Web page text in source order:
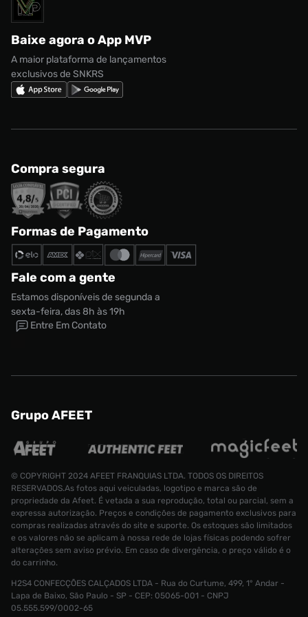
Tamanho:36
Marcas
adidas Campus
Nike Shox
Política de privacidade
Regulamento CRM/ CASHBACK
Regulamento Cupom
Solicite seus dados
Baixe agora o App MVP
A maior plataforma de lançamentos
exclusivos de SNKRS
Compra segura
Formas de Pagamento
Fale com a gente
Estamos disponíveis de segunda a
sexta-feira, das 8h às 19h
Entre Em Contato
Grupo AFEET
© COPYRIGHT 2024 AFEET FRANQUIAS LTDA. TODOS OS DIREITOS
RESERVADOS.As fotos aqui veiculadas, logotipo e marca são de
propriedade da Afeet. É vetada a sua reprodução, total ou parcial, sem a
expressa autorização. Preços e condições de pagamento exclusivos para
compras realizadas através do site e suporte. Os estoques são limitados
e os valores não se aplicam à nossa rede de lojas físicas podendo sofrer
alterações sem aviso prévio. Em caso de divergência, o preço válido é o
do carrinho.
H2S4 CONFECÇÕES CALÇADOS LTDA - Rua do Curtume, 499, 1° Andar -
Lapa de Baixo, São Paulo - SP - CEP: 05065-001 - CNPJ
05.555.599/0002-65